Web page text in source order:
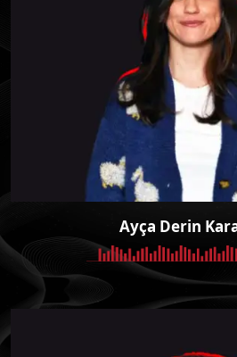
Ayça Derin